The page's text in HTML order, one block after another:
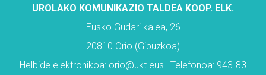
UROLAKO KOMUNIKAZIO TALDEA KOOP. ELK.
Eusko Gudari kalea, 26
20810 Orio (Gipuzkoa)
Helbide elektronikoa: orio@ukt.eus | Telefonoa: 943-83